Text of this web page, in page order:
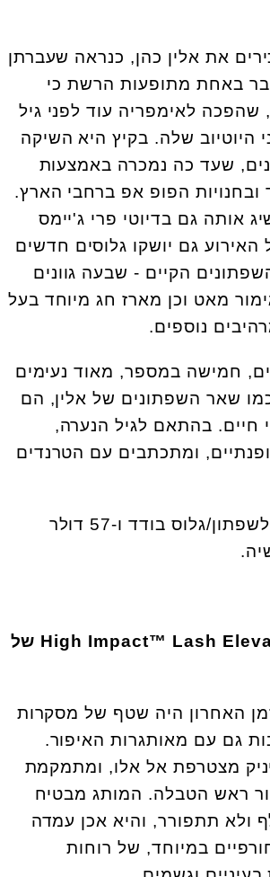
את אלין כהן, כנראה שעברתן
20. מדובר באחת מתופעות הרשת כי
שהפכה לאימפריה עוד לפני גיל
היוטיוב שלה. בקיץ היא השיקה
שעד כה נמכרה באמצעות
ובחנויות הפופ אפ ברחבי הארץ.
אותה גם בדיוטי פרי ג'יימס
האירוע גם יושקו גלוסים חדשים
הקיים - שבעה גוונים
מאט וכן מארז חג מיוחד בעל
נוספים.
חמישה במספר, מאוד נעימים
שאר השפתונים של אלין, הם
חיים. בהתאם לגיל הנערה,
ומתכתבים עם הטרנדים
מחיר: 21 דולר לשפתון/גלוס בודד ו-57 דולר
High Impact™ Lash של
האחרון היה שטף של מסקרות
גם עם מאותגרות האיפור.
מצטרפת אל אלו, ומתמקמת
ראש הטבלה. המותג מבטיח
ולא תתפורר, והיא אכן עמדה
במיוחד, של רוחות